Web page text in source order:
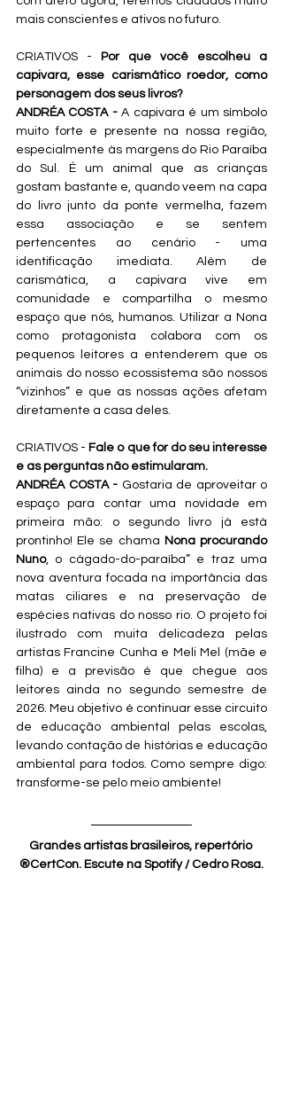
mais conscientes e ativos no futuro.
CRIATIVOS - Por que você escolheu a
capivara, esse carismático roedor, como
personagem dos seus livros?
ANDRÉA COSTA - A capivara é um símbolo
muito forte e presente na nossa região,
especialmente às margens do Rio Paraíba
do Sul. É um animal que as crianças
gostam bastante e, quando veem na capa
do livro junto da ponte vermelha, fazem
essa associação e se sentem
pertencentes ao cenário - uma
identificação imediata. Além de
carismática, a capivara vive em
comunidade e compartilha o mesmo
espaço que nós, humanos. Utilizar a Nona
como protagonista colabora com os
pequenos leitores a entenderem que os
animais do nosso ecossistema são nossos
“vizinhos” e que as nossas ações afetam
diretamente a casa deles.
CRIATIVOS - Fale o que for do seu interesse
e as perguntas não estimularam.
ANDRÉA COSTA - Gostaria de aproveitar o
espaço para contar uma novidade em
primeira mão: o segundo livro já está
prontinho! Ele se chama Nona procurando
Nuno, o cágado-do-paraíba” e traz uma
nova aventura focada na importância das
matas ciliares e na preservação de
espécies nativas do nosso rio. O projeto foi
ilustrado com muita delicadeza pelas
artistas Francine Cunha e Meli Mel (mãe e
filha) e a previsão é que chegue aos
leitores ainda no segundo semestre de
2026. Meu objetivo é continuar esse circuito
de educação ambiental pelas escolas,
levando contação de histórias e educação
ambiental para todos. Como sempre digo:
transforme-se pelo meio ambiente!
Grandes artistas brasileiros, repertório
®CertCon. Escute na Spotify / Cedro Rosa.